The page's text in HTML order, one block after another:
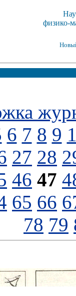
физико-
6 7 8 9
27 28
46 47
65 66
78 79